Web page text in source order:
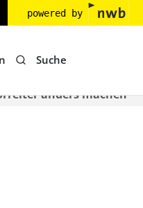
powered by
Suche
anders machen